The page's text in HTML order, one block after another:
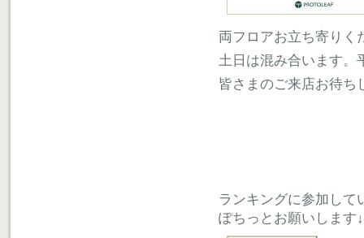
両フロアお立ち寄りく
土日は混み合います。
皆さまのご来店お待ち
ランキングに参加して
ぽちっとお願いします↓